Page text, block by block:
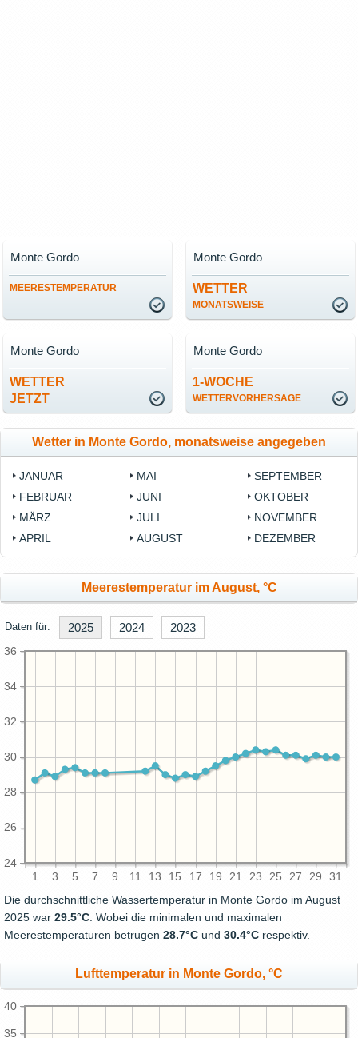
MEERESTEMPERATUR
Monte Gordo
WETTER
MONATSWEISE
Monte Gordo
WETTER
JETZT
Monte Gordo
1-WOCHE
WETTERVORHERSAGE
Monte Gordo
Wetter in Monte Gordo, monatsweise angegeben
JANUAR
FEBRUAR
MÄRZ
APRIL
MAI
JUNI
JULI
AUGUST
SEPTEMBER
OKTOBER
NOVEMBER
DEZEMBER
Meerestemperatur im August, °C
Daten für: 2025 2024 2023
1 3 5 7 9 11 13 15 17 19 21 23 25 27 29 31
24
26
28
30
32
34
36
Die durchschnittliche Wassertemperatur in Monte Gordo im August
2025 war 29.5°C . Wobei die minimalen und maximalen
Meerestemperaturen betrugen 28.7°C und 30.4°C respektiv.
Lufttemperatur in Monte Gordo, °C
35
40